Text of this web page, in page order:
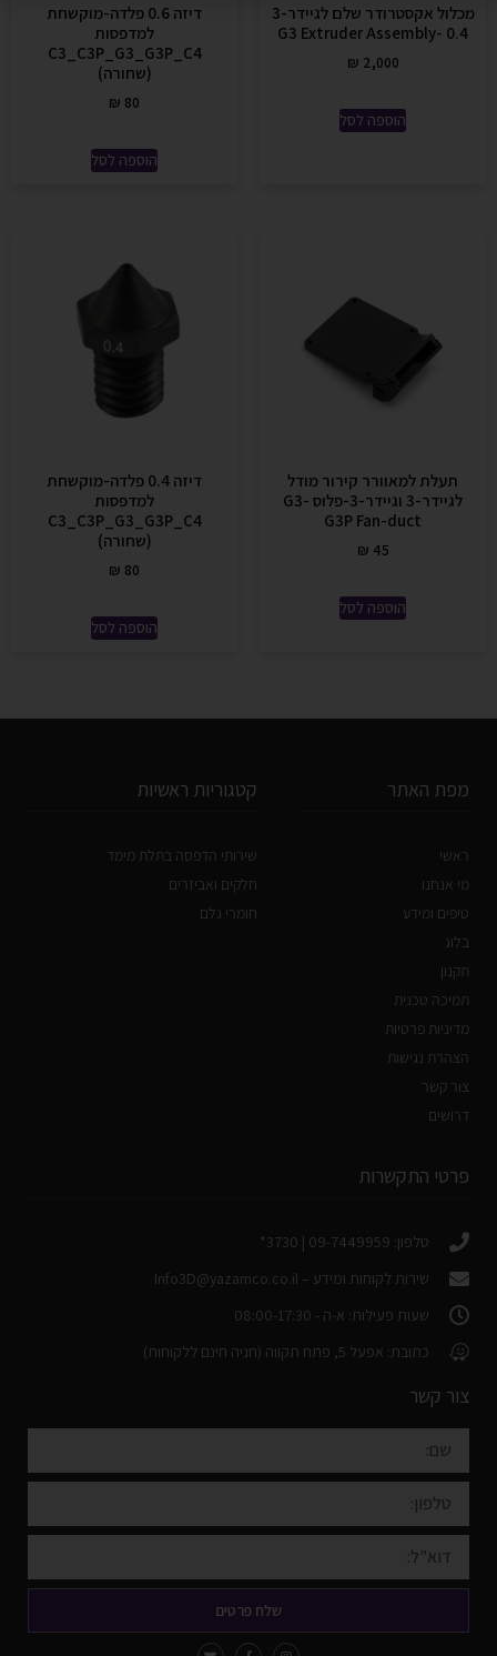
מכלול אקסטרודר שלם לגיידר-3
G3 Extruder Assembly- 0.4
₪ 2,000
הוספה לסל
דיזה 0.6 פלדה-מוקשחת
למדפסות
C3_C3P_G3_G3P_C4
(שחורה)
₪ 80
הוספה לסל
תעלת למאוורר קירור מודל
לגיידר-3 וגיידר-3-פלוס G3-
G3P Fan-duct
₪ 45
הוספה לסל
דיזה 0.4 פלדה-מוקשחת
למדפסות
C3_C3P_G3_G3P_C4
(שחורה)
₪ 80
הוספה לסל
מפת האתר
ראשי
מי אנחנו
טיפים ומידע
בלוג
תקנון
תמיכה טכנית
מדיניות פרטיות
הצהרת נגישות
צור קשר
דרושים
קטגוריות ראשיות
שירותי הדפסה בתלת מימד
חלקים ואביזרים
חומרי גלם
פרטי התקשרות
טלפון: 09-7449959 | 3730*
שירות לקוחות ומידע – Info3D@yazamco.co.il
שעות פעילות: א-ה - 08:00-17:30
כתובת: אפעל 5, פתח תקווה (חניה חינם ללקוחות)
צור קשר
שלח פרטים